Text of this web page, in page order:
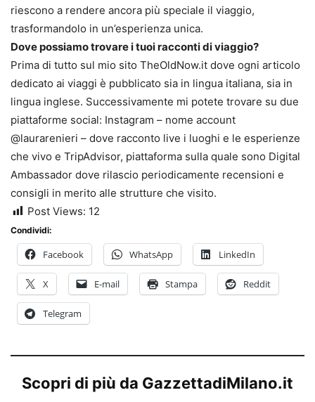
riescono a rendere ancora più speciale il viaggio,
trasformandolo in un’esperienza unica.
Dove possiamo trovare i tuoi racconti di viaggio?
Prima di tutto sul mio sito TheOldNow.it dove ogni articolo
dedicato ai viaggi è pubblicato sia in lingua italiana, sia in
lingua inglese. Successivamente mi potete trovare su due
piattaforme social: Instagram – nome account
@laurarenieri – dove racconto live i luoghi e le esperienze
che vivo e TripAdvisor, piattaforma sulla quale sono Digital
Ambassador dove rilascio periodicamente recensioni e
consigli in merito alle strutture che visito.
Post Views: 12
Condividi:
Facebook WhatsApp LinkedIn
X E-mail Stampa Reddit
Telegram
Scopri di più da GazzettadiMilano.it